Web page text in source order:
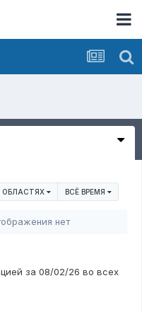
ОБЛАСТЯХ ВСЁ ВРЕМЯ
нет
за 08/02/26 во всех